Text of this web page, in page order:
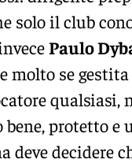
solo il club
Paulo
molto se
qualsiasi,
protetto e
deve decidere